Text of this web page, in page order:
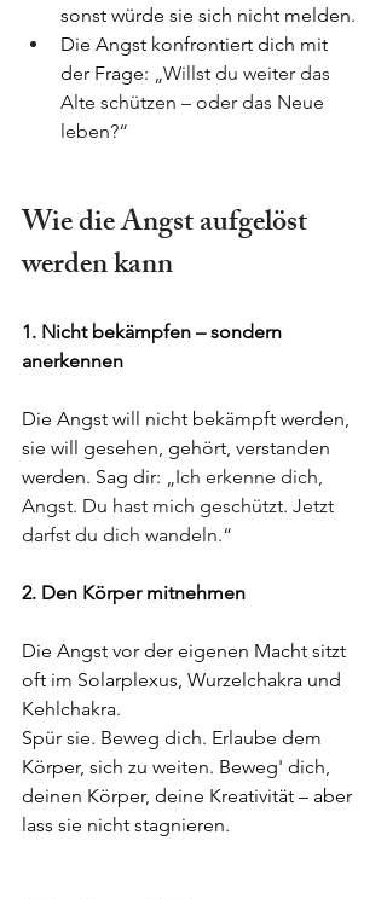
sonst würde sie sich nicht melden.
Die Angst konfrontiert dich mit
der Frage: „Willst du weiter das
Alte schützen – oder das Neue
leben?“
Wie die Angst aufgelöst
werden kann
1. Nicht bekämpfen – sondern
anerkennen
Die Angst will nicht bekämpft werden,
sie will gesehen, gehört, verstanden
werden. Sag dir: „Ich erkenne dich,
Angst. Du hast mich geschützt. Jetzt
darfst du dich wandeln.“
2. Den Körper mitnehmen
Die Angst vor der eigenen Macht sitzt
oft im Solarplexus, Wurzelchakra und
Kehlchakra.
Spür sie. Beweg dich. Erlaube dem
Körper, sich zu weiten. Beweg' dich,
deinen Körper, deine Kreativität – aber
lass sie nicht stagnieren.